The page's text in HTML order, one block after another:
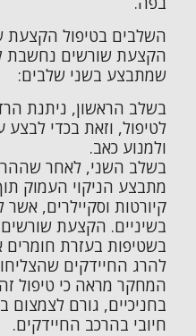
השלבים בטיפול הקצעת
הקצעת שורשים נחשבת
שמתבצע בשני שלבים:
בשלב הראשון, ניתנת
לטיפול, וזאת בכדי לבצע
ולמנוע כאב.
בשלב השני, לאחר
מתבצע הניקוי העמוק
קיורטות וסקיילרים,
בשיניים. הקצעת שורשים
בשטיפות בעזרת חומרים
להרג החיידקים
המחקר מראה כי טיפול
בחניכיים, גורם לצמצום
חיובי בהרכב החיידקים.